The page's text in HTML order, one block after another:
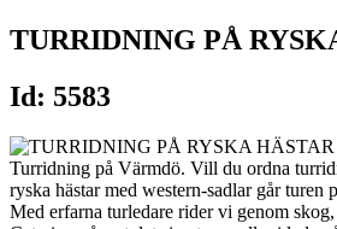
TURRIDNING PÅ
Id: 5583
Turridning på Värmdö. Vill du ordna
ryska hästar med western-sadlar går turen
Med erfarna turledare rider vi genom